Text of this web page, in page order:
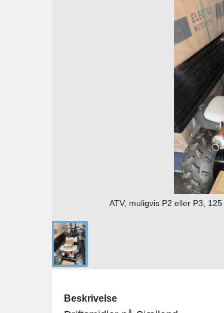
ATV, muligvis P2 eller P3,
Beskrivelse